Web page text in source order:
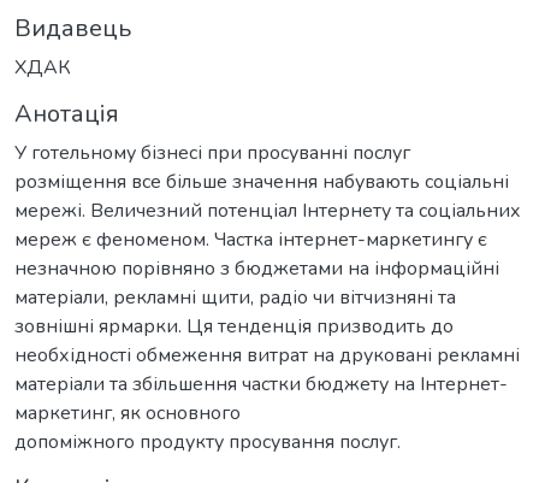
Видавець
ХДАК
Анотація
У готельному бізнесі при просуванні послуг
розміщення все більше значення набувають соціальні
мережі. Величезний потенціал Інтернету та соціальних
мереж є феноменом. Частка інтернет-маркетингу є
незначною порівняно з бюджетами на інформаційні
матеріали, рекламні щити, радіо чи вітчизняні та
зовнішні ярмарки. Ця тенденція призводить до
необхідності обмеження витрат на друковані рекламні
матеріали та збільшення частки бюджету на Інтернет-
маркетинг, як основного
допоміжного продукту просування послуг.